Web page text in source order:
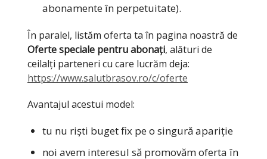
abonamente în perpetuitate).
În paralel, listăm oferta ta în pagina noastră de
Oferte speciale pentru abonați, alături de
ceilalți parteneri cu care lucrăm deja:
https://www.salutbrasov.ro/c/oferte
Avantajul acestui model:
tu nu riști buget fix pe o singură apariție
noi avem interesul să promovăm oferta în